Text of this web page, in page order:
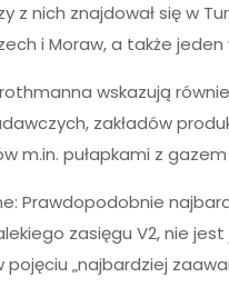
z nich znajdował się w
i Moraw, a także
wskazują
zakładów
m.in. pułapkami z
Prawdopodobnie
zasięgu V2, nie
pojęciu „najbardziej